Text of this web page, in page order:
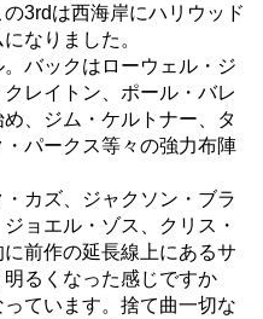
3rdは西海岸にハリウッド
なりました。
バックはローウェル・ジ
レイトン、ポール・バレ
、ジム・ケルトナー、タ
パークス等々の強力布陣
カズ、ジャクソン・ブラ
ョエル・ゾス、クリス・
前作の延長線上にあるサ
るくなった感じですか
ています。捨て曲一切な